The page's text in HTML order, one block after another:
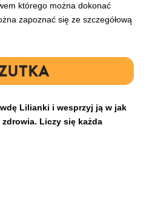
którego można dokonać
zapoznać się ze szczegółową
Lilianki i wesprzyj ją w jak
Liczy się każda